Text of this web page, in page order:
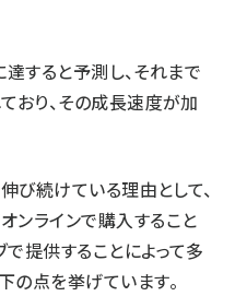
すると予測し、それまで
おり、その成長速度が加
続けている理由として、
ンラインで購入すること
で提供することによって多
の点を挙げています。